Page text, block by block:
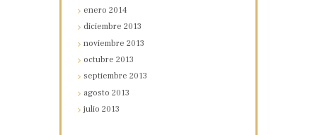
enero2014
diciembre2013
noviembre2013
octubre2013
septiembre2013
agosto2013
julio2013